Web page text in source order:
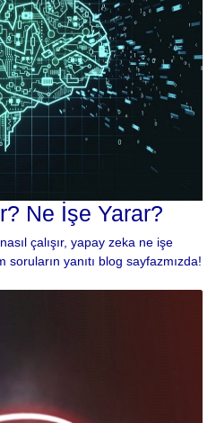
Ne İşe Yarar?
çalışır, yapay zeka ne işe
yanıtı blog sayfazmızda!